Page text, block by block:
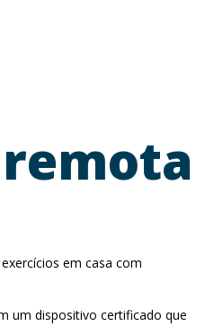
em casa com
um dispositivo certificado que